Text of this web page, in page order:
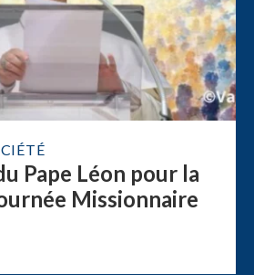
Pape Léon pour la
Missionnaire